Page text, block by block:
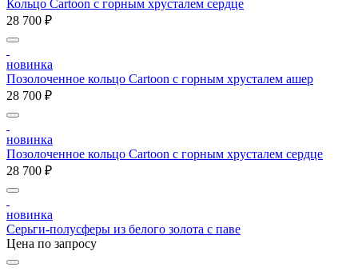
Кольцо Cartoon c горным хрусталем сердце
28 700 ₽
новинка
Позолоченное кольцо Cartoon c горным хрусталем ашер
28 700 ₽
новинка
Позолоченное кольцо Cartoon c горным хрусталем сердце
28 700 ₽
новинка
Серьги-полусферы из белого золота с паве
Цена по запросу